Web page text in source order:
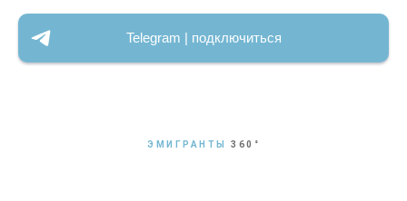
Telegram | подключиться
ЭМИГРАНТЫ 360 °